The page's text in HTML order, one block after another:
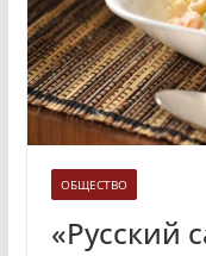
ОБЩЕСТВО
«Русский